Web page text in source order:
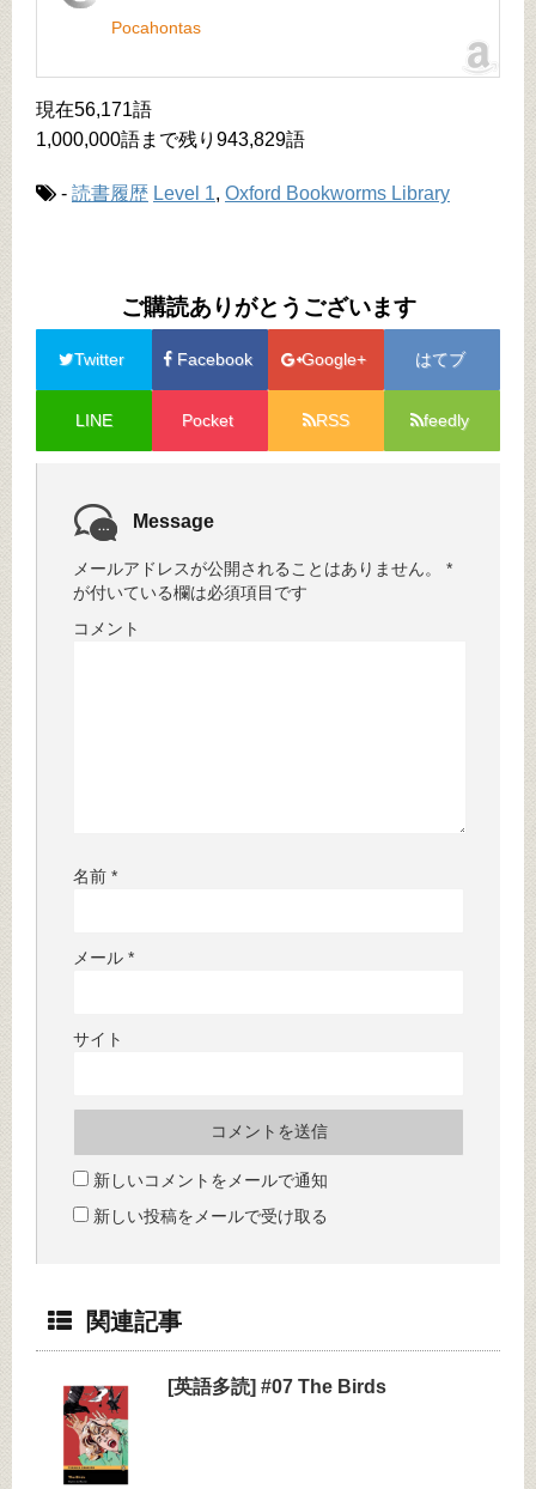
Pocahontas
現在56,171語
1,000,000語まで残り943,829語
- 読書履歴 Level 1, Oxford Bookworms Library
ご購読ありがとうございます
Twitter Facebook Google+ はてブ
LINE Pocket RSS feedly
Message
メールアドレスが公開されることはありません。
*
が付いている欄は必須項目です
コメント
名前 *
メール *
サイト
新しいコメントをメールで通知
新しい投稿をメールで受け取る
関連記事
[英語多読] #07 The Birds